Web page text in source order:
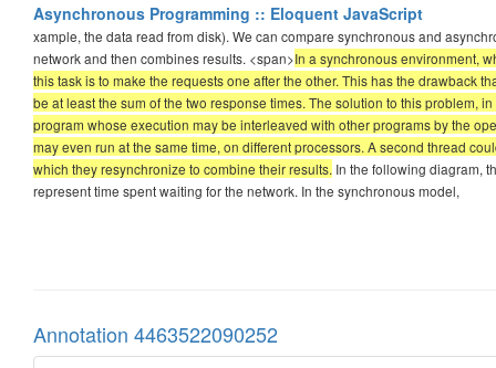
Asynchronous Programming :: Eloquent JavaScript
xample, the data read from disk). We can compare synchronous and
network and then combines results. <span>In a synchronous environment,
this task is to make the requests one after the other. This has the drawback
be at least the sum of the two response times. The solution to this problem,
program whose execution may be interleaved with other programs by the
may even run at the same time, on different processors. A second thread
which they resynchronize to combine their results. In the following diagram,
represent time spent waiting for the network. In the synchronous model,
Annotation 4463522090252